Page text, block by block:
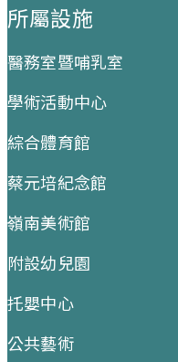
所屬設施
醫務室暨哺乳室
學術活動中心
綜合體育館
蔡元培紀念館
嶺南美術館
附設幼兒園
托嬰中心
公共藝術